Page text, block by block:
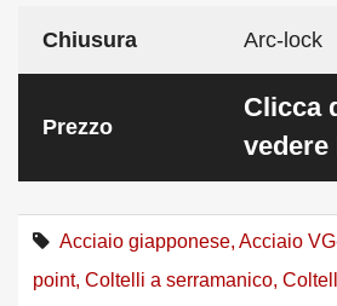
Chiusura Arc-lock
Prezzo
Clicca
vedere
Acciaio giapponese, Acciaio
point, Coltelli a serramanico,